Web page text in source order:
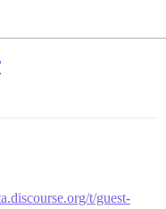
t/guest-